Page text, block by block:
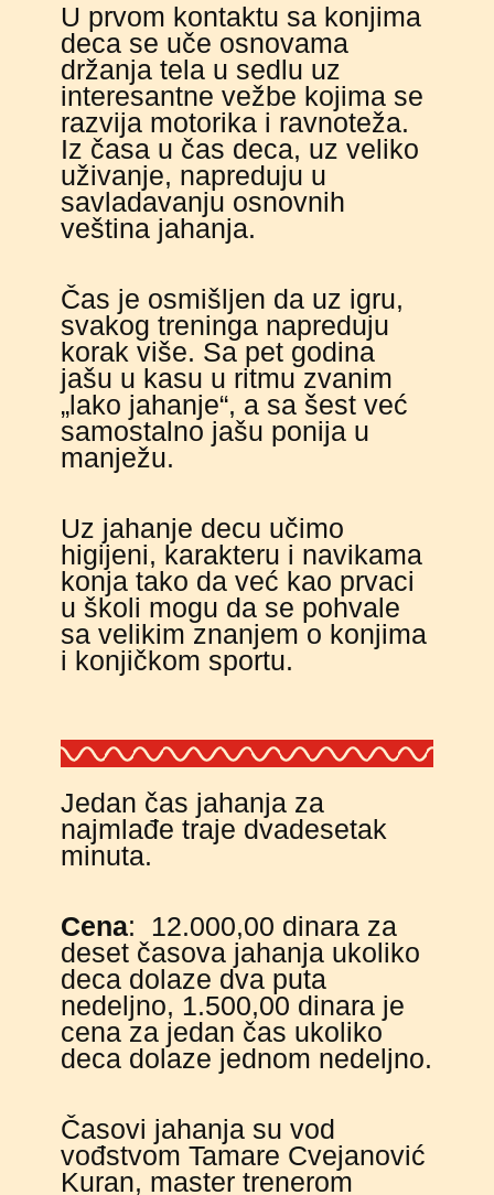
U prvom kontaktu sa konjima
deca se uče osnovama
držanja tela u sedlu uz
interesantne vežbe kojima se
razvija motorika i ravnoteža.
Iz časa u čas deca, uz veliko
uživanje, napreduju u
savladavanju osnovnih
veština jahanja.
Čas je osmišljen da uz igru,
svakog treninga napreduju
korak više. Sa pet godina
jašu u kasu u ritmu zvanim
„lako jahanje“, a sa šest već
samostalno jašu ponija u
manježu.
Uz jahanje decu učimo
higijeni, karakteru i navikama
konja tako da već kao prvaci
u školi mogu da se pohvale
sa velikim znanjem o konjima
i konjičkom sportu.
Jedan čas jahanja za
najmlađe traje dvadesetak
minuta.
Cena: 12.000,00 dinara za
deset časova jahanja ukoliko
deca dolaze dva puta
nedeljno, 1.500,00 dinara je
cena za jedan čas ukoliko
deca dolaze jednom nedeljno.
Časovi jahanja su vod
vođstvom Tamare Cvejanović
Kuran, master trenerom